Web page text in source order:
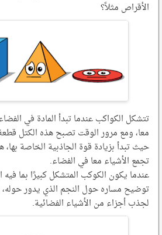
الأقراص مثلاً؟
تتشكل الكواكب عندما تبدأ المادة في
معا، ومع مرور الوقت تصبح هذه الكتل
حيث تبدأ بزيادة قوة الجاذبية الخاصة بها،
تجمع الأشياء معا في الفضاء.
عندما يكون الكوكب المتشكل كبيرًا بما فيه
توضيح مساره حول النجم الذي يدور
لجذب أجزاء من الأشياء الفضائية.